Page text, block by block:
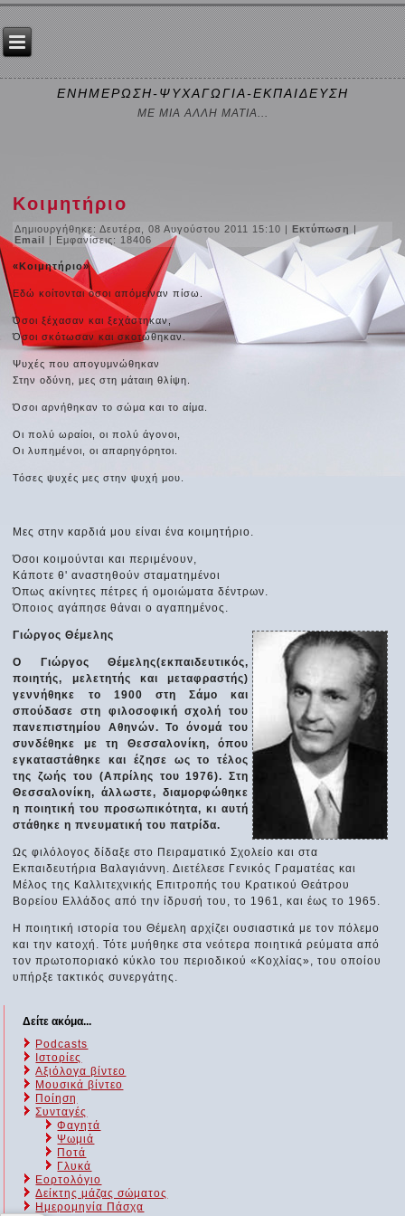
ΕΝΗΜΕΡΩΣΗ-ΨΥΧΑΓΩΓΙΑ-ΕΚΠΑΙΔΕΥΣΗ
ΜΕ ΜΙΑ ΑΛΛΗ ΜΑΤΙΑ...
Κοιμητήριο
Δημιουργήθηκε: Δευτέρα, 08 Αυγούστου 2011 15:10 |Εκτύπωση |
Email | Εμφανίσεις: 18406
«Κοιμητήριο»
Εδώ κοίτονται όσοι απόμειναν πίσω.
Όσοι ξέχασαν και ξεχάστηκαν,
Όσοι σκότωσαν και σκοτώθηκαν.
Ψυχές που απογυμνώθηκαν
Στην οδύνη, μες στη μάταιη θλίψη.
Όσοι αρνήθηκαν το σώμα και το αίμα.
Οι πολύ ωραίοι, οι πολύ άγονοι,
Οι λυπημένοι, οι απαρηγόρητοι.
Τόσες ψυχές μες στην ψυχή μου.
Μες στην καρδιά μου είναι ένα κοιμητήριο.
Όσοι κοιμούνται και περιμένουν,
Κάποτε θ' αναστηθούν σταματημένοι
Όπως ακίνητες πέτρες ή ομοιώματα δέντρων.
Όποιος αγάπησε θάναι ο αγαπημένος.
Γιώργος Θέμελης
Ο Γιώργος Θέμελης(εκπαιδευτικός,
ποιητής, μελετητής και μεταφραστής)
γεννήθηκε το 1900 στη Σάμο και
σπούδασε στη φιλοσοφική σχολή του
πανεπιστημίου Αθηνών. Το όνομά του
συνδέθηκε με τη Θεσσαλονίκη, όπου
εγκαταστάθηκε και έζησε ως το τέλος
της ζωής του (Απρίλης του 1976). Στη
Θεσσαλονίκη, άλλωστε, διαμορφώθηκε
η ποιητική του προσωπικότητα, κι αυτή
στάθηκε η πνευματική του πατρίδα.
Ως φιλόλογος δίδαξε στο Πειραματικό Σχολείο και στα
Εκπαιδευτήρια Βαλαγιάννη. Διετέλεσε Γενικός Γραματέας και
Μέλος της Καλλιτεχνικής Επιτροπής του Κρατικού Θεάτρου
Βορείου Ελλάδος από την ίδρυσή του, το 1961, και έως το 1965.
Η ποιητική ιστορία του Θέμελη αρχίζει ουσιαστικά με τον πόλεμο
και την κατοχή. Τότε μυήθηκε στα νεότερα ποιητικά ρεύματα από
τον πρωτοποριακό κύκλο του περιοδικού «Κοχλίας», του οποίου
υπήρξε τακτικός συνεργάτης.
Δείτε ακόμα...
Podcasts
Ιστορίες
Αξιόλογα βίντεο
Μουσικά βίντεο
Ποίηση
Συνταγές
Φαγητά
Ψωμιά
Ποτά
Γλυκά
Εορτολόγιο
Δείκτης μάζας σώματος
Ημερομηνία Πάσχα